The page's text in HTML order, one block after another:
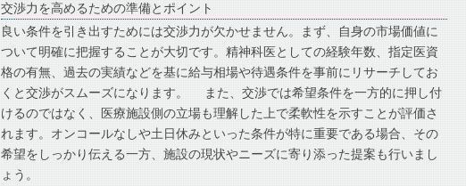
交渉力を高めるための準備とポイント
良い条件を引き出すためには交渉力が欠かせません。まず、自身の市場価値に
ついて明確に把握することが大切です。精神科医としての経験年数、指定医資
格の有無、過去の実績などを基に給与相場や待遇条件を事前にリサーチしてお
くと交渉がスムーズになります。 また、交渉では希望条件を一方的に押し付
けるのではなく、医療施設側の立場も理解した上で柔軟性を示すことが評価さ
れます。オンコールなしや土日休みといった条件が特に重要である場合、その
希望をしっかり伝える一方、施設の現状やニーズに寄り添った提案も行いまし
ょう。